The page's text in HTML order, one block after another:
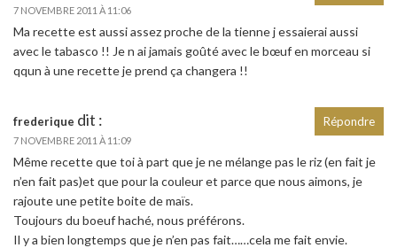
7 NOVEMBRE 2011 À 11:06
Ma recette est aussi assez proche de la tienne j essaierai aussi
avec le tabasco !! Je n ai jamais goûté avec le bœuf en morceau si
qqun à une recette je prend ça changera !!
frederique dit :
7 NOVEMBRE 2011 À 11:09
Même recette que toi à part que je ne mélange pas le riz (en fait je
n’en fait pas)et que pour la couleur et parce que nous aimons, je
rajoute une petite boite de maïs.
Toujours du boeuf haché, nous préférons.
Il y a bien longtemps que je n’en pas fait……cela me fait envie.
Répondre